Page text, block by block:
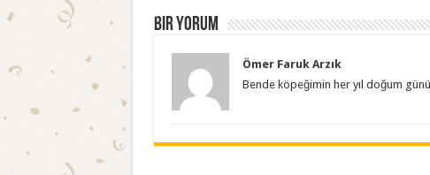
Bir yorum
Ömer Faruk Arzık
Bende köpeğimin her yıl doğum